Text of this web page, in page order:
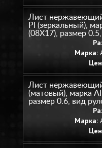
Лист
PI (зеркальный),
(08Х17), размер
Марка:
Лист
(матовый), марка
размер 0.6, вид
Марка: